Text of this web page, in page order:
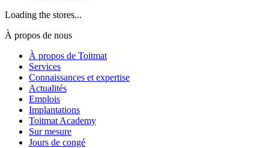
Loading the stores...
À propos de nous
À propos de Toitmat
Services
Connaissances et expertise
Actualités
Emplois
Implantations
Toitmat Academy
Sur mesure
Jours de congé